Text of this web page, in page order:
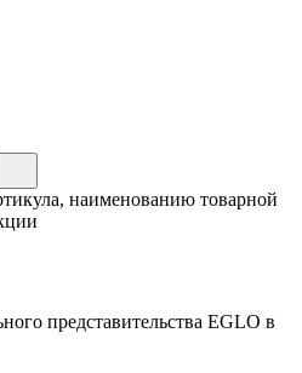
наименованию товарной
представительства EGLO в